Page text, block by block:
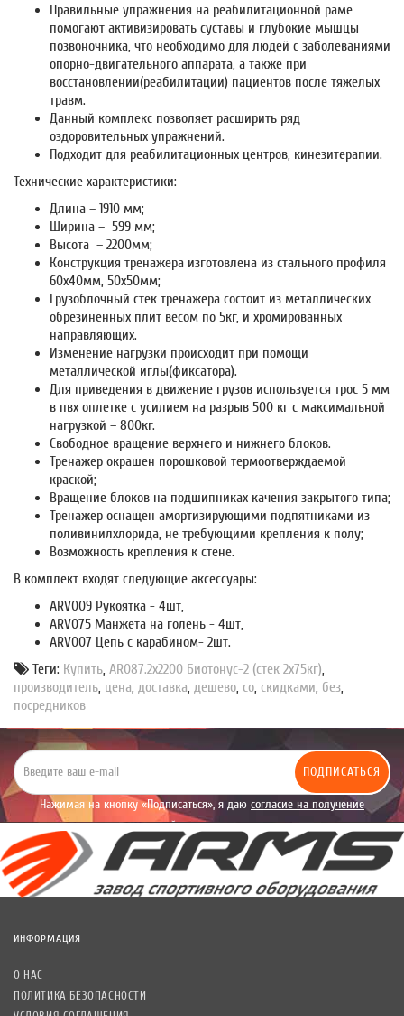
Правильные упражнения на реабилитационной раме
помогают активизировать суставы и глубокие мышцы
позвоночника, что необходимо для людей с заболеваниями
опорно-двигательного аппарата, а также при
восстановлении(реабилитации) пациентов после тяжелых
травм.
Данный комплекс позволяет расширить ряд
оздоровительных упражнений.
Подходит для реабилитационных центров, кинезитерапии.
Технические характеристики:
Длина – 1910 мм;
Ширина – 599 мм;
Высота – 2200мм;
Конструкция тренажера изготовлена из стального профиля
60х40мм, 50х50мм;
Грузоблочный стек тренажера состоит из металлических
обрезиненных плит весом по 5кг, и хромированных
направляющих.
Изменение нагрузки происходит при помощи
металлической иглы(фиксатора).
Для приведения в движение грузов используется трос 5 мм
в пвх оплетке с усилием на разрыв 500 кг с максимальной
нагрузкой – 800кг.
Свободное вращение верхнего и нижнего блоков.
Тренажер окрашен порошковой термоотверждаемой
краской;
Вращение блоков на подшипниках качения закрытого типа;
Тренажер оснащен амортизирующими подпятниками из
поливинилхлорида, не требующими крепления к полу;
Возможность крепления к стене.
В комплект входят следующие аксессуары:
ARV009 Рукоятка - 4шт,
ARV075 Манжета на голень - 4шт,
ARV007 Цепь с карабином- 2шт.
Теги: Купить, AR087.2х2200 Биотонус-2 (стек 2х75кг),
производитель, цена, доставка, дешево, со, скидками, без,
посредников
ПОДПИСАТЬСЯ
Нажимая на кнопку «Подписаться», я даю согласие на получение
уведомлений рекламного характера.
ИНФОРМАЦИЯ
О НАС
ПОЛИТИКА БЕЗОПАСНОСТИ